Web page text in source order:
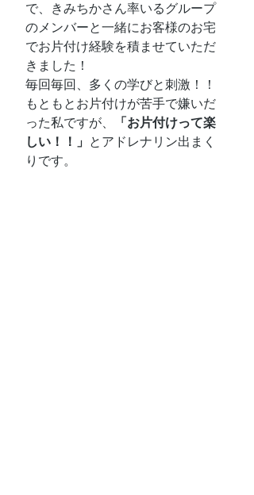
で、きみちかさん率いるグループ
のメンバーと一緒にお客様のお宅
でお片付け経験を積ませていただ
きました！
毎回毎回、多くの学びと刺激！！
もともとお片付けが苦手で嫌いだ
った私ですが、
「お片付けって楽
しい！！」 とアドレナリン出まく
りです。